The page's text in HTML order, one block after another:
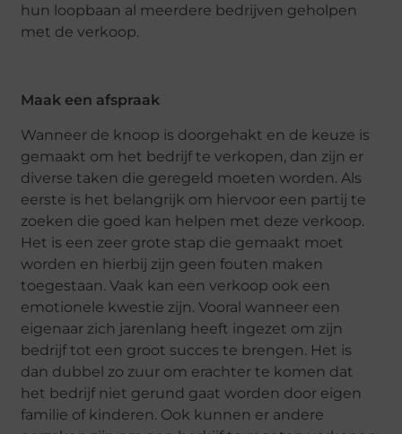
hun loopbaan al meerdere bedrijven geholpen
met de verkoop.
Maak een afspraak
Wanneer de knoop is doorgehakt en de keuze is
gemaakt om het bedrijf te verkopen, dan zijn er
diverse taken die geregeld moeten worden. Als
eerste is het belangrijk om hiervoor een partij te
zoeken die goed kan helpen met deze verkoop.
Het is een zeer grote stap die gemaakt moet
worden en hierbij zijn geen fouten maken
toegestaan. Vaak kan een verkoop ook een
emotionele kwestie zijn. Vooral wanneer een
eigenaar zich jarenlang heeft ingezet om zijn
bedrijf tot een groot succes te brengen. Het is
dan dubbel zo zuur om erachter te komen dat
het bedrijf niet gerund gaat worden door eigen
familie of kinderen. Ook kunnen er andere